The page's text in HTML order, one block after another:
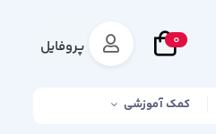
0 پروفایل
کمک آموزشی